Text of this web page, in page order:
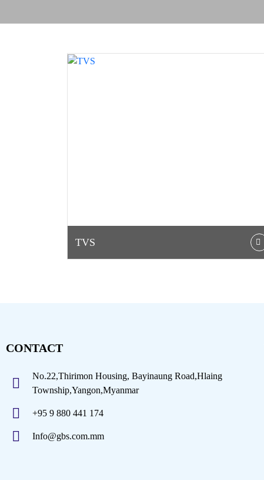
TVS
CONTACT
No.22,Thirimon Housing, Bayinaung Road,Hlaing
Township,Yangon,Myanmar
+95 9 880 441 174
Info@gbs.com.mm